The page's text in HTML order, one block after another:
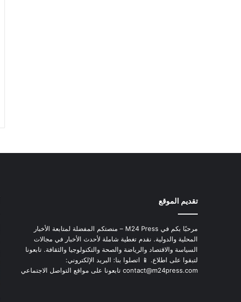
تقديم الموقع
مرحبًا بكم في M24 Press – منصتكم المفضلة لمتابعة الأخبار
المحلية والدولية. نقدم تغطية شاملة لأحدث الأخبار في مجالات
السياسة والاقتصاد والرياضة والصحة والتكنولوجيا والثقافة. تابعونا
لتبقوا على اطلاع. 📱 اتصلوا بنا: البريد الإلكتروني:
contact@m24press.com تابعونا على مواقع التواصل الاجتماعي